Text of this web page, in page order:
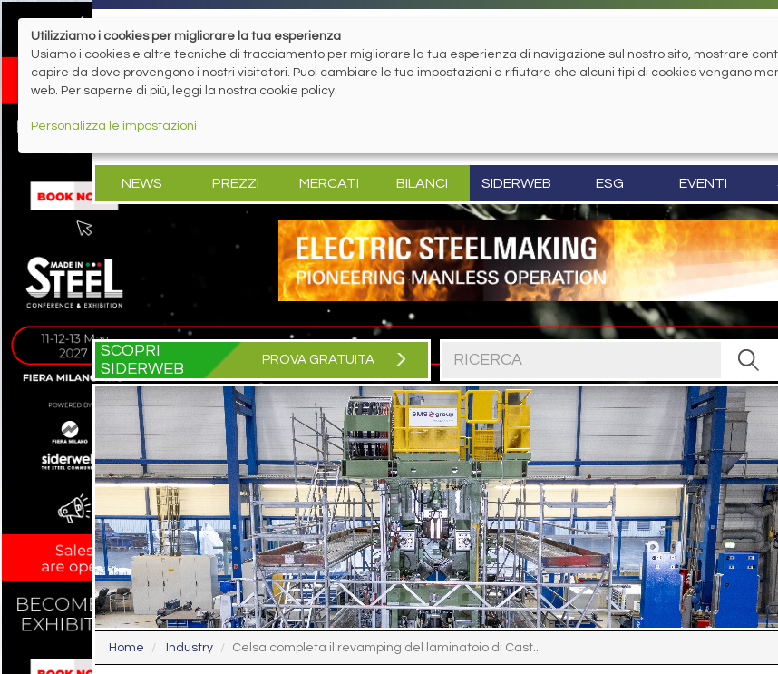
NEWS PREZZI MERCATI BILANCI SIDERWEB ESG EVENTI
SCOPRI
SIDERWEB
PROVA GRATUITA
Home Industry Celsa completa il revamping del laminatoio di Cast...
Utilizziamo i cookies per migliorare la tua esperienza
Usiamo i cookies e altre tecniche di tracciamento per migliorare la tua esperienza di navigazione sul nostro sito, mostrare
capire da dove provengono i nostri visitatori. Puoi cambiare le tue impostazioni e rifiutare che alcuni tipi di cookies vengano
web. Per saperne di più, leggi la nostra cookie policy.
Personalizza le impostazioni